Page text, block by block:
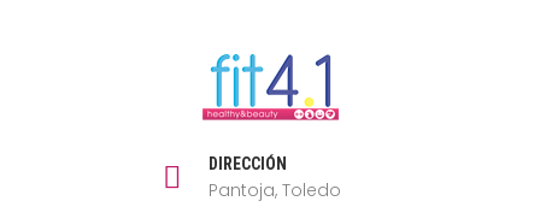
DIRECCIÓN
Pantoja, Toledo